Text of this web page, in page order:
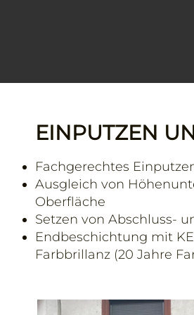
EINPUTZEN
Fachgerechtes
Ausgleich von
Oberfläche
Setzen von Abschluss-
Endbeschichtung mit
Farbbrillanz (20 Jahre